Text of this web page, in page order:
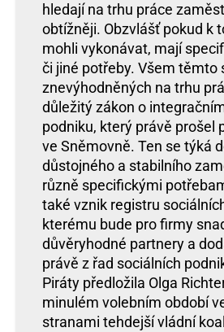
hledají na trhu práce
obtížněji. Obzvlášť pokud k
mohli vykonávat, mají
či jiné potřeby. Všem těmto
znevýhodněných na trhu
důležitý zákon o
podniku, který právě prošel
ve Sněmovně. Ten se týká
důstojného a stabilního
různě specifickými
také vznik registru
kterému bude pro firmy
důvěryhodné partnery a
právě z řad sociálních
Piráty předložila Olga
minulém volebním období
stranami tehdejší vládní